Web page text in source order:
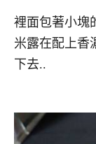
裡面包著小塊
米露在配上香
下去..